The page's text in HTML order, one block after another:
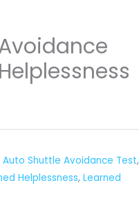
Auto Shuttle Avoidance Test,
Helplessness, Learned